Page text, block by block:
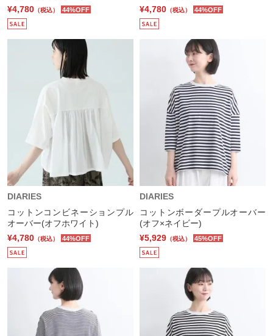
¥4,780 （税込） 44%OFF
¥4,780 （税込） 44%OFF
DIARIES
コットンコンビネーションプル
オーバー(オフホワイト)
¥4,780 （税込） 44%OFF
DIARIES
コットンボーダープルオーバー
(オフ×ネイビー)
¥5,929 （税込） 45%OFF